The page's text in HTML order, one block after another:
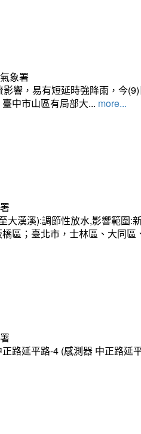
象署
響，易有短延時強降雨，今
中市山區有局部大... more...
大漢溪):調節性放水,影響範圍
區；臺北市，士林區、大同
路延平路-4 (感測器 中正路